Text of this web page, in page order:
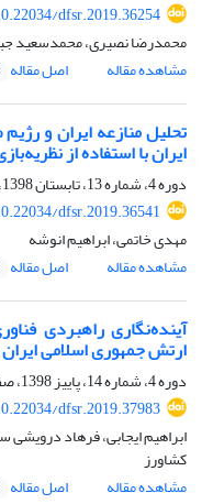
dfsr.2019.36254
محمدرضا نصیری، محمدسعید
مشاهده مقاله
اصل مقاله
تحلیل منازعه ایران و
ایران با استفاده از
دوره 4، شماره 13، تابستان 1398، صفحه
dfsr.2019.36541
مهدی خاتمی، ابراهیم انوشه
مشاهده مقاله
اصل مقاله
آینده‌نگاری راهبردی
ارتش جمهوری اسلامی ایران در
دوره 4، شماره 14، پاییز 1398، صفحه
dfsr.2019.37983
ابراهیم ایجابی، فرهاد درویشی
کشاورز
مشاهده مقاله
اصل مقاله